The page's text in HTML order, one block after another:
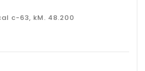
c-63, kM. 48.200